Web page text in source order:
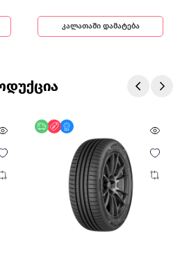
კალათაში დამატება
უფასო მიწოდება
ფასდაკლება